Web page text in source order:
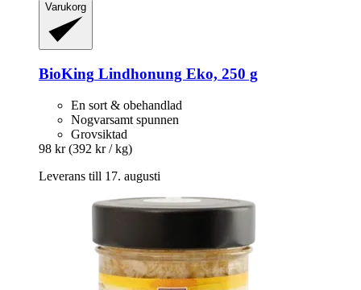
Varukorg
BioKing Lindhonung Eko, 250 g
En sort & obehandlad
Nogvarsamt spunnen
Grovsiktad
98 kr (392 kr / kg)
Leverans till 17. augusti